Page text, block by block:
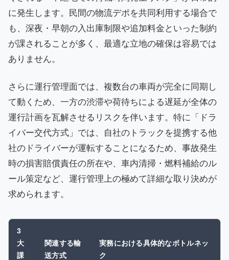
に発生します。民間の物流デポを共同利用する場合で
も、深夜・早朝の入出庫制限や追加料金といった制約
が課されることが多く、最適な立地の確保は容易では
ありません。
さらに運行管理面では、複数台の車両が完全に同期し
て動くため、一方の渋滞や荷待ちによる遅延が全体の
運行計画を瓦解させるリスクを伴います。特に「ドラ
イバー交代方式」では、自社のトラックを提携する他
社のドライバーが運転することになるため、事故発生
時の損害賠償責任の所在や、車内清掃・燃料補給のル
ール策定など、運行管理上の極めて詳細な取り決めが
求められます。
3
大
課
関連する輸
送方式
実務における具体的なボトルネッ
ク